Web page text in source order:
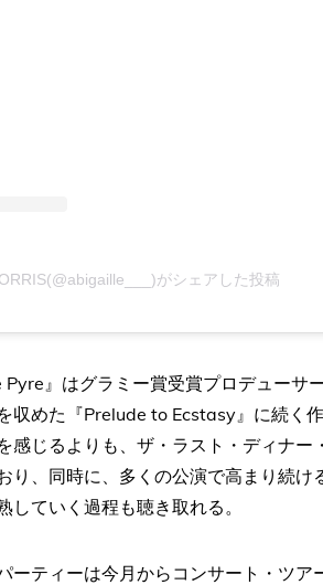
がシェアした投稿
』はグラミー賞受賞プロデューサ
収めた『Prelude to Ecstasy』に続く
感じるよりも、ザ・ラスト・ディナ
り、同時に、多くの公演で高まり続
していく過程も聴き取れる。
ーティーは今月からコンサート・ツ